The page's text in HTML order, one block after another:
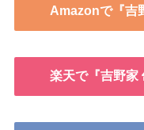
Amazonで『吉
楽天で『吉野